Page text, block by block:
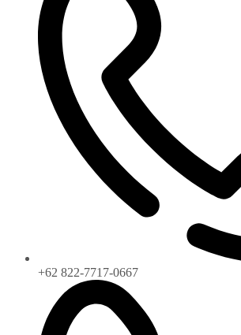
+62 822-7717-0667